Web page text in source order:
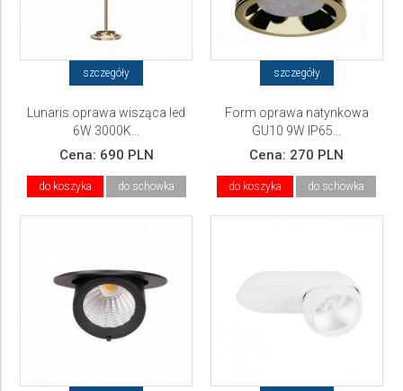
szczegóły
Lunaris oprawa wisząca led
6W 3000K...
Cena: 690 PLN
do koszyka do schowka
szczegóły
Form oprawa natynkowa
GU10 9W IP65...
Cena: 270 PLN
do koszyka do schowka